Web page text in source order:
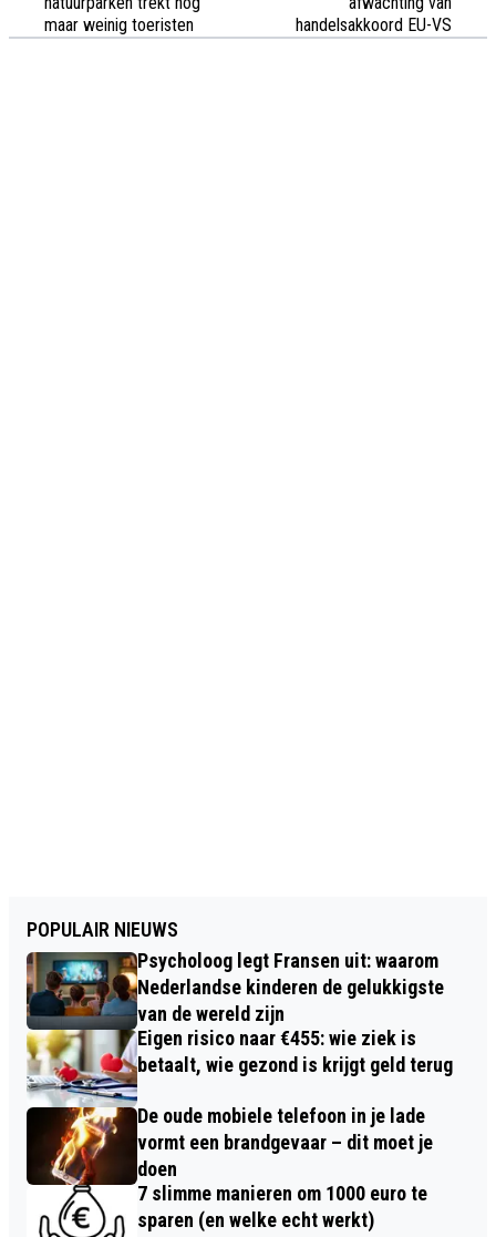
maar weinig toeristen
handelsakkoord EU-VS
POPULAIR NIEUWS
Psycholoog legt Fransen uit: waarom
Nederlandse kinderen de gelukkigste
van de wereld zijn
Eigen risico naar €455: wie ziek is
betaalt, wie gezond is krijgt geld terug
De oude mobiele telefoon in je lade
vormt een brandgevaar – dit moet je
doen
7 slimme manieren om 1000 euro te
sparen (en welke echt werkt)